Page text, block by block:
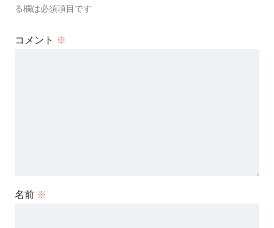
る欄は必須項目です
コメント ※
名前 ※